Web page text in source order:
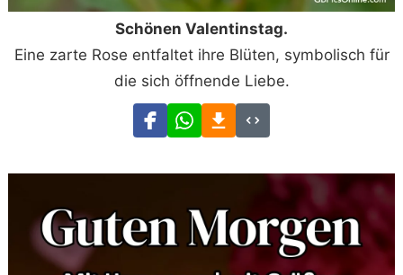
Schönen Valentinstag.
Eine zarte Rose entfaltet ihre Blüten, symbolisch für
die sich öffnende Liebe.